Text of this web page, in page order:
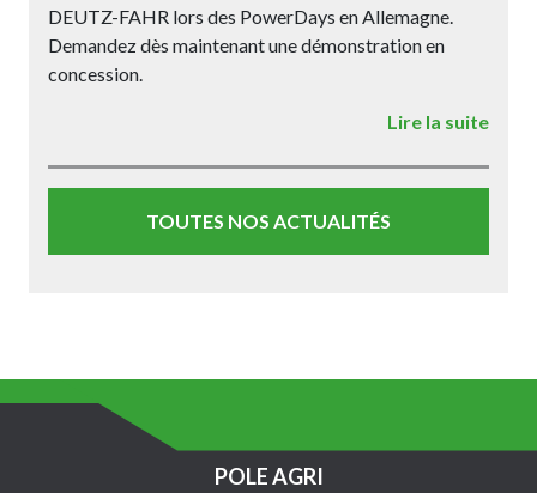
DEUTZ-FAHR lors des PowerDays en Allemagne.
Demandez dès maintenant une démonstration en
concession.
Lire la suite
TOUTES NOS ACTUALITÉS
POLE AGRI